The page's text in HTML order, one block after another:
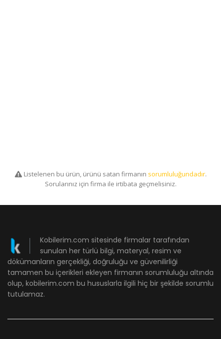
Listelenen bu ürün, ürünü satan firmanın sorumluluğundadır.
Sorularınız için firma ile irtibata geçmelisiniz.
Kobilerim.com sitesinde firmalar tarafından
sunulan her türlü bilgi, materyal, resim ve
dökümanların gerçekliği, doğruluğu ve güvenilirliği
tamamen bu içerikleri ekleyen firmanın sorumluluğu altında
olup, kobilerim.com bu hususlarla ilgili hiç bir şekilde sorumlu
tutulamaz.